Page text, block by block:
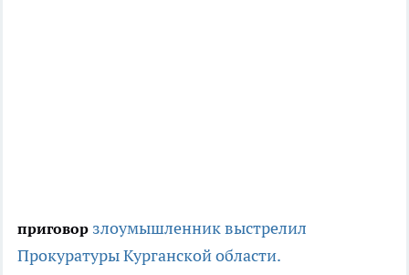
приговор злоумышленник выстрелил
Прокуратуры Курганской области.